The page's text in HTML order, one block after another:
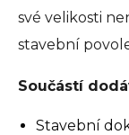
své velikosti
stavební
Součástí
Stavební